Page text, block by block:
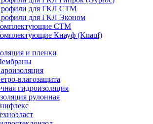
для ГКЛ СТМ
для ГКЛ Эконом
СТМ
Кнауф (Knauf)
и пленки
влагозащита
гидроизоляция
рулонная